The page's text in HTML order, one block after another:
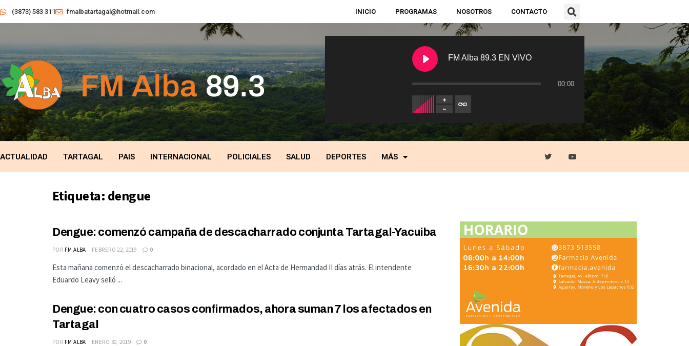
(3873) 583 311 fmalbatartagal@hotmail.com INICIO PROGRAMAS NOSOTROS CONTACTO
FM Alba 89.3 EN VIVO
00:00
ACTUALIDAD TARTAGAL PAIS INTERNACIONAL POLICIALES SALUD DEPORTES MÁS
Etiqueta: dengue
Dengue: comenzó campaña de descacharrado conjunta Tartagal-Yacuiba
POR FM ALBA FEBRERO 22, 2019 0
Esta mañana comenzó el descacharrado binacional, acordado en el Acta de Hermandad II días atrás. El intendente
Eduardo Leavy selló ...
Dengue: con cuatro casos confirmados, ahora suman 7 los afectados en
Tartagal
POR FM ALBA ENERO 30, 2019 0